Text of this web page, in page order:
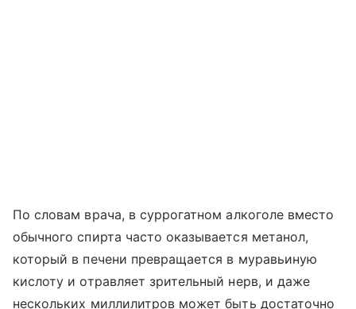
По словам врача, в суррогатном алкоголе вместо
обычного спирта часто оказывается метанол,
который в печени превращается в муравьиную
кислоту и отравляет зрительный нерв, и даже
нескольких миллилитров может быть достаточно